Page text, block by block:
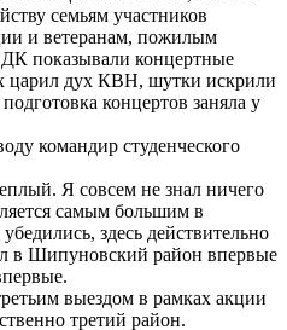
семьям участников
и ветеранам, пожилым
показывали концертные
царил дух КВН, шутки искрили
концертов заняла у
командир студенческого
Я совсем не знал ничего
самым большим в
здесь действительно
в Шипуновский район впервые
выездом в рамках акции
третий район.